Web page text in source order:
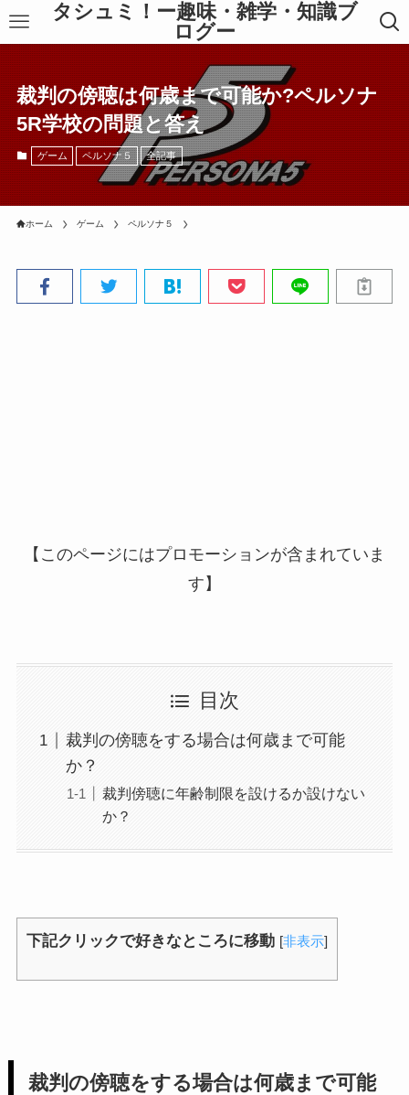
タシュミ！ー趣味・雑学・知識ブ
ログー
裁判の傍聴は何歳まで可能か?ペルソナ
5R学校の問題と答え
ゲーム ペルソナ５ 全記事
ホーム ゲーム ペルソナ５
【このページにはプロモーションが含まれていま
す】
目次
裁判の傍聴をする場合は何歳まで可能
か？
裁判傍聴に年齢制限を設けるか設けない
か？
下記クリックで好きなところに移動 [非表示]
裁判の傍聴をする場合は何歳まで可能